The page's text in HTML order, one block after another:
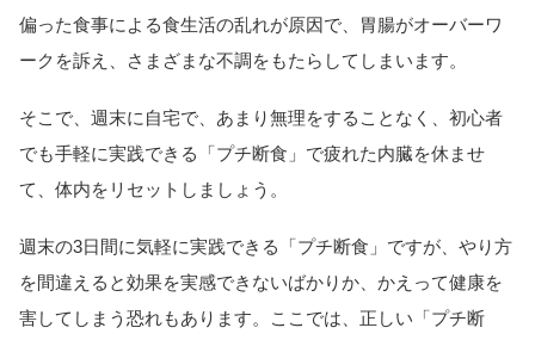
偏った食事による食生活の乱れが原因で、胃腸がオーバーワ
ークを訴え、さまざまな不調をもたらしてしまいます。
そこで、週末に自宅で、あまり無理をすることなく、初心者
でも手軽に実践できる「プチ断食」で疲れた内臓を休ませ
て、体内をリセットしましょう。
週末の3日間に気軽に実践できる「プチ断食」ですが、やり方
を間違えると効果を実感できないばかりか、かえって健康を
害してしまう恐れもあります。ここでは、正しい「プチ断